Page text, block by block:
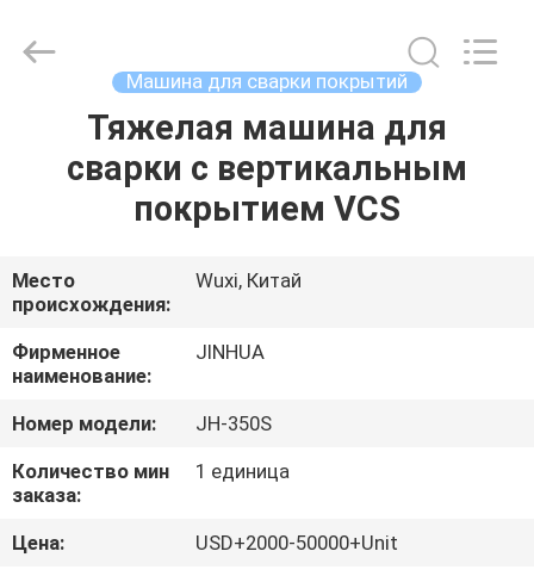
ПРОДУКТЫ
О
НАС
ПУТЕШЕСТВИЕ
ФАБРИКИ
ПРОВЕРКА
КАЧЕСТВА
поставщик.
(QINGDAO)
Reserved.
Машина для сварки покрытий
Тяжелая машина для
сварки с вертикальным
покрытием VCS
Место
происхождения:
Wuxi, Китай
Фирменное
наименование:
JINHUA
Номер модели:
JH-350S
Количество мин
заказа:
1 единица
Цена:
USD+2000-50000+Unit